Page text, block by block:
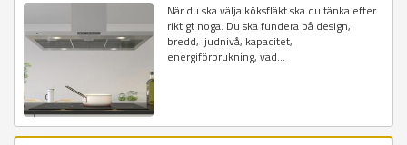
När du ska välja köksfläkt ska du tänka efter
riktigt noga. Du ska fundera på design,
bredd, ljudnivå, kapacitet,
energiförbrukning, vad...